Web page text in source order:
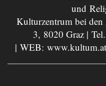
und
Kulturzentrum bei
3, 8020 Graz |
| WEB: www.kultum.at